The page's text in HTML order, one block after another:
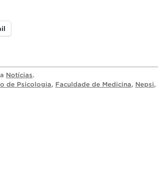
Notícias.
de Psicologia, Faculdade de Medicina, Nepsi,